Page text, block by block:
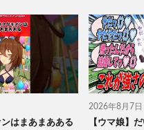
はまあまあある
2026年8月7日
【ウマ娘】